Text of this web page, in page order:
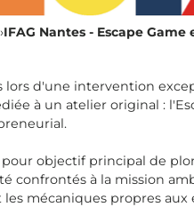
›IFAG Nantes - Escape
d'une intervention
à un atelier original :
objectif principal de
confrontés à la mission
mécaniques propres aux